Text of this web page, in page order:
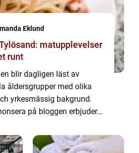
Eklund
matupplevelser
runt
blir dagligen läst av
åldersgrupper med olika
yrkesmässig bakgrund.
på bloggen erbjuder
Kontakta